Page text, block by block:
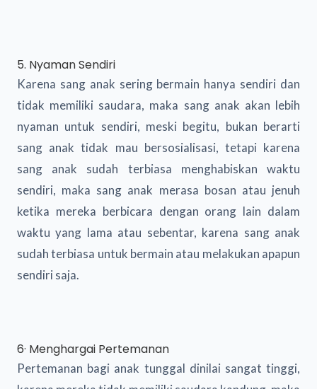
5. Nyaman Sendiri
Karena sang anak sering bermain hanya sendiri dan
tidak memiliki saudara, maka sang anak akan lebih
nyaman untuk sendiri, meski begitu, bukan berarti
sang anak tidak mau bersosialisasi, tetapi karena
sang anak sudah terbiasa menghabiskan waktu
sendiri, maka sang anak merasa bosan atau jenuh
ketika mereka berbicara dengan orang lain dalam
waktu yang lama atau sebentar, karena sang anak
sudah terbiasa untuk bermain atau melakukan apapun
sendiri saja.
6· Menghargai Pertemanan
Pertemanan bagi anak tunggal dinilai sangat tinggi,